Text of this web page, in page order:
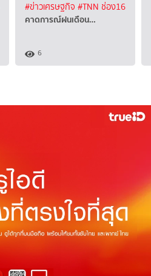
#ข่าวเศรษฐกิจ #TNN ช่อง16
คาดการณ์ฝนเดือน…
6